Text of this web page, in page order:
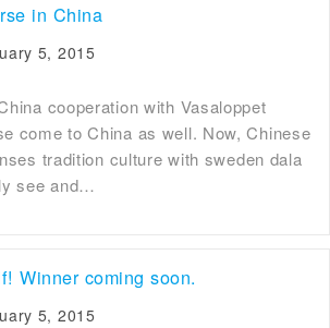
in China
5, 2015
cooperation with Vasaloppet
come to China as well. Now, Chinese
tradition culture with sweden dala
see and…
Winner coming soon.
5, 2015